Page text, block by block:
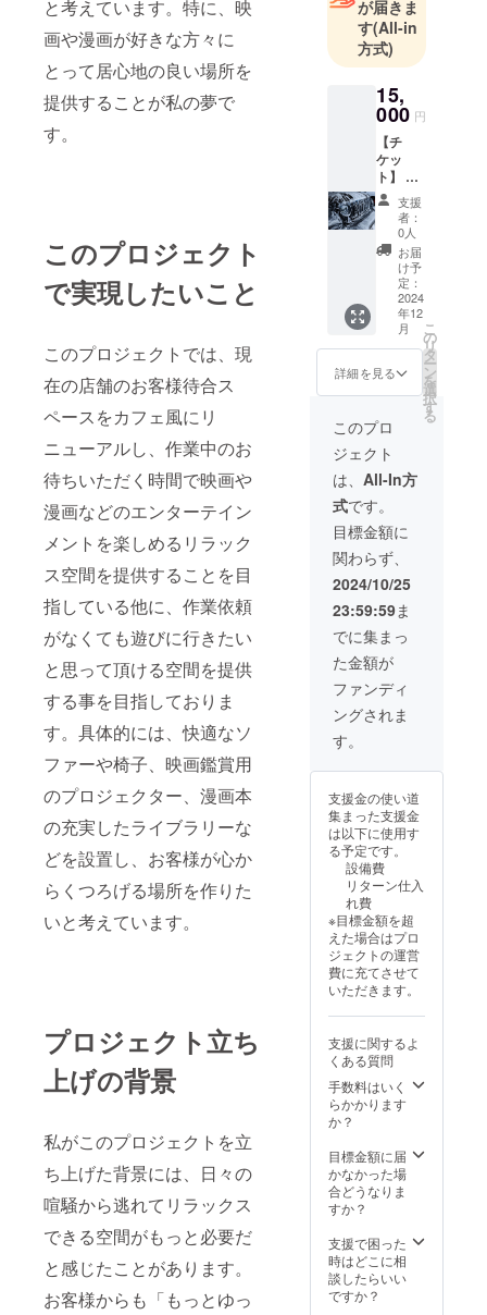
と考えています。特に、映
画や漫画が好きな方々に
とって居心地の良い場所を
提供することが私の夢で
す。
このプロジェクト
で実現したいこと
このプロジェクトでは、現
在の店舗のお客様待合ス
ペースをカフェ風にリ
ニューアルし、作業中のお
待ちいただく時間で映画や
漫画などのエンターテイン
メントを楽しめるリラック
ス空間を提供することを目
指している他に、作業依頼
がなくても遊びに行きたい
と思って頂ける空間を提供
する事を目指しておりま
す。具体的には、快適なソ
ファーや椅子、映画鑑賞用
のプロジェクター、漫画本
の充実したライブラリーな
どを設置し、お客様が心か
らくつろげる場所を作りた
いと考えています。
プロジェクト立ち
上げの背景
私がこのプロジェクトを立
ち上げた背景には、日々の
喧騒から逃れてリラックス
できる空間がもっと必要だ
と感じたことがあります。
お客様からも「もっとゆっ
が届きま
す(All-in
方式)
15,
000 円
【チ
ケッ
ト】 極
上手洗
い洗車
チケッ
ト
15000
円分
（5000
円×3
枚） ・
手洗い
洗車を
ご希望
ご利用
いただ
けま
す。1枚
ずつの
利用が
可能で
す。 ・
現金へ
の交換
はでき
ませ
ん。お
つりは
でませ
ん。 ・
初回来
店時に
ます。
フにク
ラウド
ファン
ディン
グで支
援をし
お声掛
けくだ
さい。
・有効
期間：
2024年
日〜
2025年
12月15
日まで
の1年間
ターン
を実施
させて
頂く場
石川県
金沢市
利屋町
237-4の
支援
者：
0人
お届
け予
定：
2024
年12
月
詳細を見る
こ
の
リ
タ
ー
ン
を
選
択
す
る
このプロ
ジェクト
は、 All-In方
式です。
目標金額に
関わらず、
2024/10/25
23:59:59ま
でに集まっ
た金額が
ファンディ
ングされま
す。
支援金の使い道
集まった支援金
は以下に使用す
る予定です。
設備費
リターン仕入
れ費
※目標金額を超
えた場合はプロ
ジェクトの運営
費に充てさせて
いただきます。
支援に関するよ
くある質問
手数料はいく
らかかります
か？
目標金額に届
かなかった場
合どうなりま
すか？
支援で困った
時はどこに相
談したらいい
ですか？